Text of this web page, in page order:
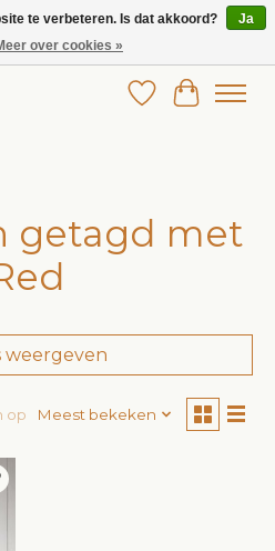
kinderkleding!
Verlanglijst
getagd met
weergeven
op Meest bekeken
te verbeteren. Is dat akkoord?
Ja
over cookies »